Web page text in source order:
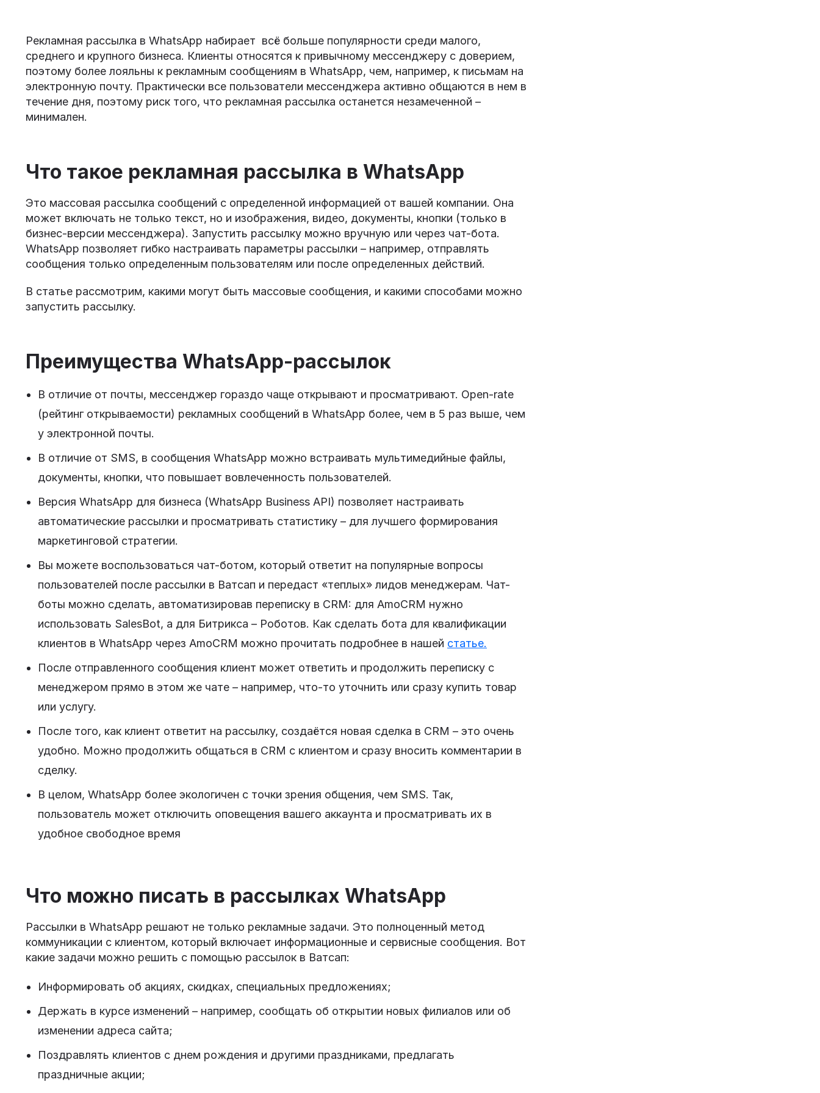
Рекламная рассылка в WhatsApp набирает всё больше популярности среди малого,
среднего и крупного бизнеса. Клиенты относятся к привычному мессенджеру с доверием,
поэтому более лояльны к рекламным сообщениям в WhatsApp, чем, например, к письмам на
электронную почту. Практически все пользователи мессенджера активно общаются в нем в
течение дня, поэтому риск того, что рекламная рассылка останется незамеченной –
минимален.
Что такое рекламная рассылка в WhatsApp
Это массовая рассылка сообщений с определенной информацией от вашей компании. Она
может включать не только текст, но и изображения, видео, документы, кнопки (только в
бизнес-версии мессенджера). Запустить рассылку можно вручную или через чат-бота.
WhatsApp позволяет гибко настраивать параметры рассылки – например, отправлять
сообщения только определенным пользователям или после определенных действий.
В статье рассмотрим, какими могут быть массовые сообщения, и какими способами можно
запустить рассылку.
Преимущества WhatsApp-рассылок
В отличие от почты, мессенджер гораздо чаще открывают и просматривают. Open-rate
(рейтинг открываемости) рекламных сообщений в WhatsApp более, чем в 5 раз выше, чем
у электронной почты.
В отличие от SMS, в сообщения WhatsApp можно встраивать мультимедийные файлы,
документы, кнопки, что повышает вовлеченность пользователей.
Версия WhatsApp для бизнеса (WhatsApp Business API) позволяет настраивать
автоматические рассылки и просматривать статистику – для лучшего формирования
маркетинговой стратегии.
Вы можете воспользоваться чат-ботом, который ответит на популярные вопросы
пользователей после рассылки в Ватсап и передаст «теплых» лидов менеджерам. Чат-
боты можно сделать, автоматизировав переписку в CRM: для AmoCRM нужно
использовать SalesBot, а для Битрикса – Роботов. Как сделать бота для квалификации
клиентов в WhatsApp через AmoCRM можно прочитать подробнее в нашей статье.
После отправленного сообщения клиент может ответить и продолжить переписку с
менеджером прямо в этом же чате – например, что-то уточнить или сразу купить товар
или услугу.
После того, как клиент ответит на рассылку, создаётся новая сделка в CRM – это очень
удобно. Можно продолжить общаться в CRM с клиентом и сразу вносить комментарии в
сделку.
В целом, WhatsApp более экологичен с точки зрения общения, чем SMS. Так,
пользователь может отключить оповещения вашего аккаунта и просматривать их в
удобное свободное время
Что можно писать в рассылках WhatsApp
Рассылки в WhatsApp решают не только рекламные задачи. Это полноценный метод
коммуникации с клиентом, который включает информационные и сервисные сообщения. Вот
какие задачи можно решить с помощью рассылок в Ватсап:
Информировать об акциях, скидках, специальных предложениях;
Держать в курсе изменений – например, сообщать об открытии новых филиалов или об
изменении адреса сайта;
Поздравлять клиентов с днем рождения и другими праздниками, предлагать
праздничные акции;